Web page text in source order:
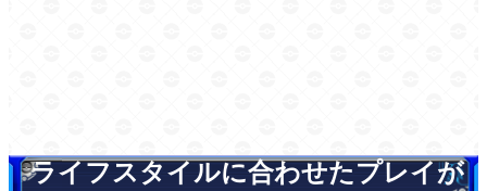
ライフスタイルに合わせたプレイが